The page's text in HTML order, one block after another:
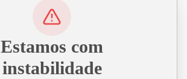
Estamos com
instabilidade